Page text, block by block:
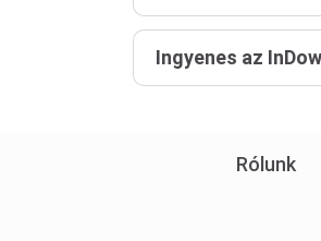
Ingyenes az
Rólunk